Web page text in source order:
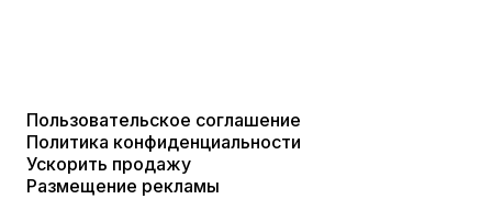
Пользовательское соглашение
Политика конфиденциальности
Ускорить продажу
Размещение рекламы